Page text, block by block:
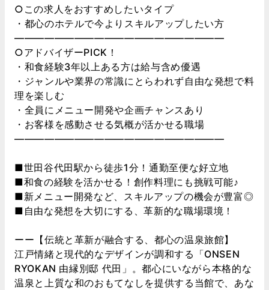
○この求人をおすすめしたいタイプ
・都心のホテルで今よりスキルアップしたい方
―――――――――――――――――――――
○アドバイザーPICK！
・和食経験3年以上ある方は給与含め優遇
・ジャンルや業界の常識にとらわれず自由な発想で料
理を楽しむ
・全員にメニュー開発や企画チャンスあり
・お客様を感動させる気概が活かせる職場
―――――――――――――――――――――
■世田谷代田駅から徒歩1分！通勤至便な好立地
■和食の経験を活かせる！創作料理にも挑戦可能♪
■新メニュー開発など、スキルアップの機会が豊富◎
■自由な発想を大切にする、革新的な職場環境！
ーー【伝統と革新が融合する、都心の温泉旅館】
江戸情緒と現代的なデザインが調和する「ONSEN
RYOKAN 由縁別邸 代田」。都心にいながら本格的な
温泉と上質な和のおもてなしを提供する当館で、あな